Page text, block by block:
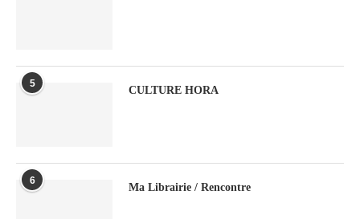
5
CULTURE HORA
6
Ma Librairie / Rencontre